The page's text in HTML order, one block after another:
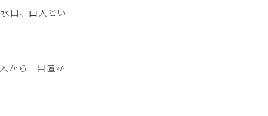
口、山入とい
から一目置か